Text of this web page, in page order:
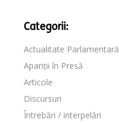
Categorii:
Actualitate Parlamentară
Apariții în Presă
Articole
Discursuri
Întrebări / interpelări